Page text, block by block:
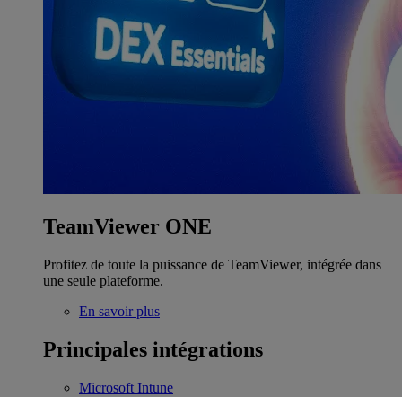
TeamViewer ONE
Profitez de toute la puissance de TeamViewer, intégrée dans
une seule plateforme.
En savoir plus
Principales intégrations
Microsoft Intune